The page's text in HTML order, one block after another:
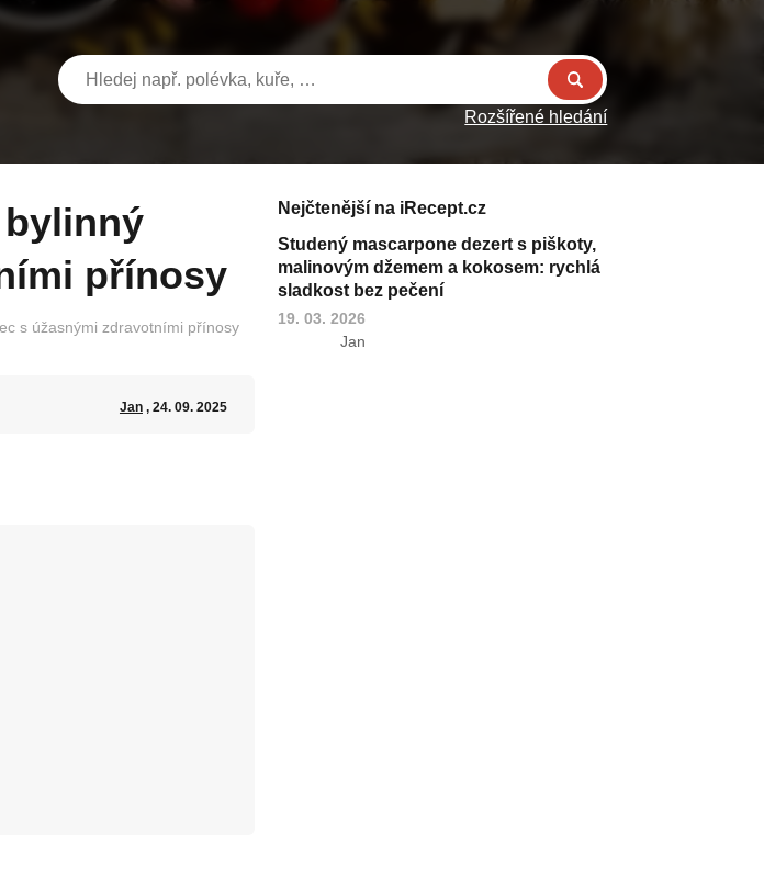
Rozšířené hledání
přínosy
s úžasnými zdravotními přínosy
Jan, 24. 09. 2025
Nejčtenější na iRecept.cz
Studený mascarpone dezert s piškoty,
malinovým džemem a kokosem: rychlá
sladkost bez pečení
19. 03. 2026
Jan